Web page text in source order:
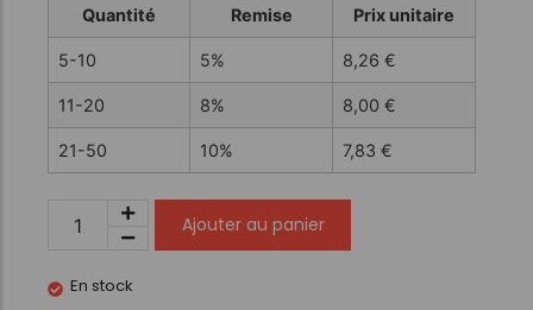
Quantité Remise Prix unitaire
5-10 5% 8,26 €
11-20 8% 8,00 €
21-50 10% 7,83 €
Ajouter au panier
En stock